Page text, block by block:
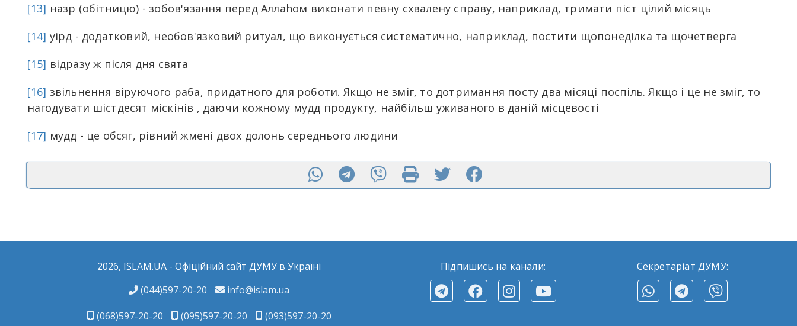
[13] назр (обітницю) - зобов'язання перед Аллаhом виконати певну схвалену справу, наприклад, тримати піст цілий місяць
[14] уірд - додатковий, необов'язковий ритуал, що виконується систематично, наприклад, постити щопонеділка та щочетверга
[15] відразу ж після дня свята
[16] звільнення віруючого раба, придатного для роботи. Якщо не зміг, то дотримання посту два місяці поспіль. Якщо і це не зміг, то
нагодувати шістдесят міскінів , даючи кожному мудд продукту, найбільш уживаного в даній місцевості
[17] мудд - це обсяг, рівний жмені двох долонь середнього людини
2026, ISLAM.UA - Офіційний сайт ДУМУ в Україні
(044)597-20-20
info@islam.ua
(068)597-20-20
(095)597-20-20 (093)597-20-20
Підпишись на канали: Секретаріат ДУМУ: